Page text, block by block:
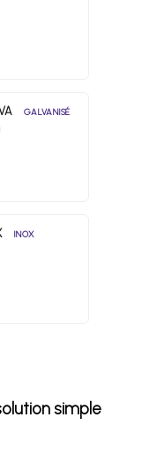
GALVANISÉ
INOX
simple